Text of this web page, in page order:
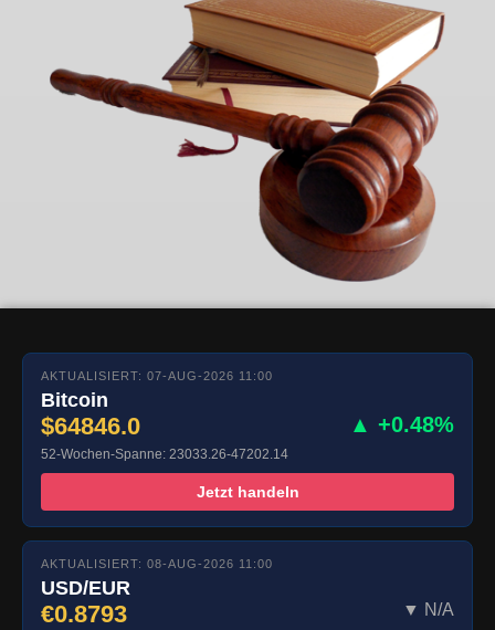
AKTUALISIERT: 07-AUG-2026 11:00
Bitcoin
$64846.0 ▲ +0.48%
52-Wochen-Spanne: 23033.26-47202.14
Jetzt handeln
AKTUALISIERT: 08-AUG-2026 11:00
USD/EUR
€0.8793 ▼ N/A